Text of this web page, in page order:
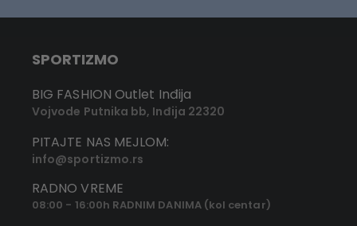
SPORTIZMO
BIG FASHION Outlet Inđija
Vojvode Putnika bb, Inđija 22320
PITAJTE NAS MEJLOM:
info@sportizmo.rs
RADNO VREME
08:00 - 16:00h RADNIM DANIMA (kol centar)